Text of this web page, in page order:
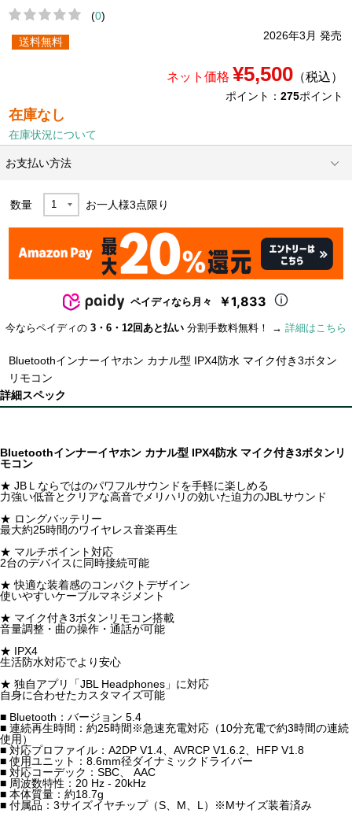
(0)
2026年3月 発売
送料無料
ネット価格 ¥5,500（税込）
ポイント： 275ポイント
在庫なし
在庫状況について
お支払い方法
数量 お一人様3点限り
ペイディなら月々 ￥1,833
今ならペイディの 3・6・12回あと払い 分割手数料無料！ → 詳細はこちら
Bluetoothインナーイヤホン カナル型 IPX4防水 マイク付き3ボタン
リモコン
詳細スペック
Bluetoothインナーイヤホン カナル型 IPX4防水 マイク付き3ボタンリ
モコン
★ JBＬならではのパワフルサウンドを手軽に楽しめる
力強い低音とクリアな高音でメリハリの効いた迫力のJBLサウンド
★ ロングバッテリー
最大約25時間のワイヤレス音楽再生
★ マルチポイント対応
2台のデバイスに同時接続可能
★ 快適な装着感のコンパクトデザイン
使いやすいケーブルマネジメント
★ マイク付き3ボタンリモコン搭載
音量調整・曲の操作・通話が可能
★ IPX4
生活防水対応でより安心
★ 独自アプリ「JBL Headphones」に対応
自身に合わせたカスタマイズ可能
■ Bluetooth：バージョン 5.4
■ 連続再生時間：約25時間※急速充電対応（10分充電で約3時間の連続
使用）
■ 対応プロファイル：A2DP V1.4、AVRCP V1.6.2、HFP V1.8
■ 使用ユニット：8.6mm径ダイナミックドライバー
■ 対応コーデック：SBC、 AAC
■ 周波数特性：20 Hz - 20kHz
■ 本体質量：約18.7g
■ 付属品：3サイズイヤチップ（S、M、L）※Mサイズ装着済み